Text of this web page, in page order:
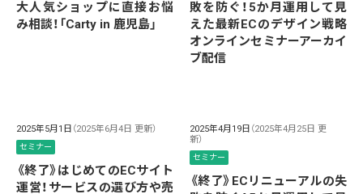
大人気ショップに直接お悩
み相談！「Carty in 鹿児島」
敗を防ぐ！5か月運用して見
えた最新ECのデザイン戦略
オンラインセミナーアーカイ
ブ配信
2025年5月1日 （2025年6月4日 更新）
セミナー
《終了》はじめてのECサイト
運営！サービスの選び方や売
2025年4月19日 （2025年4月25日 更
新）
セミナー
《終了》ECリニューアルの失